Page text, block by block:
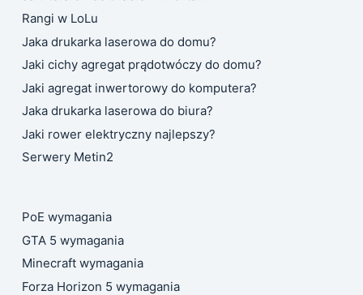
Rangi w LoLu
Jaka drukarka laserowa do domu?
Jaki cichy agregat prądotwóczy do domu?
Jaki agregat inwertorowy do komputera?
Jaka drukarka laserowa do biura?
Jaki rower elektryczny najlepszy?
Serwery Metin2
PoE wymagania
GTA 5 wymagania
Minecraft wymagania
Forza Horizon 5 wymagania